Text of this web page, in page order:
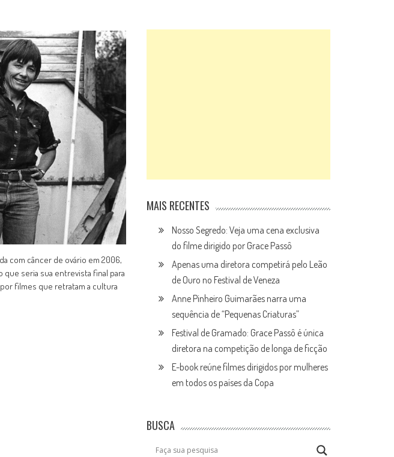
com câncer de ovário em 2006,
seria sua entrevista final para
filmes que retratam a cultura
MAIS RECENTES
Nosso Segredo: Veja uma cena exclusiva
do filme dirigido por Grace Passô
Apenas uma diretora competirá pelo Leão
de Ouro no Festival de Veneza
Anne Pinheiro Guimarães narra uma
sequência de “Pequenas Criaturas”
Festival de Gramado: Grace Passô é única
diretora na competição de longa de ficção
E-book reúne filmes dirigidos por mulheres
em todos os países da Copa
BUSCA